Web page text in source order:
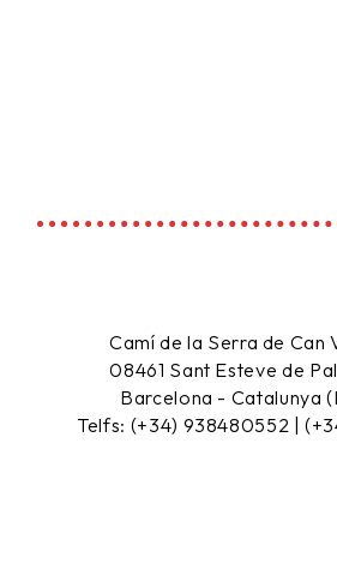
Camí de la Serra de Can
08461 Sant Esteve de
Barcelona - Catalunya
Telfs: (+34) 938480552 |